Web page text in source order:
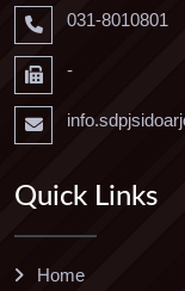
031-8010801
-
Quick Links
Home